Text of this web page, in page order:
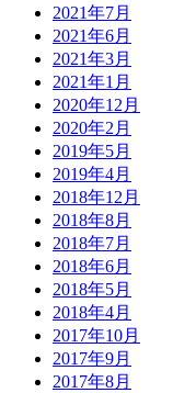
2021年7月
2021年6月
2021年3月
2021年1月
2020年12月
2020年2月
2019年5月
2019年4月
2018年12月
2018年8月
2018年7月
2018年6月
2018年5月
2018年4月
2017年10月
2017年9月
2017年8月